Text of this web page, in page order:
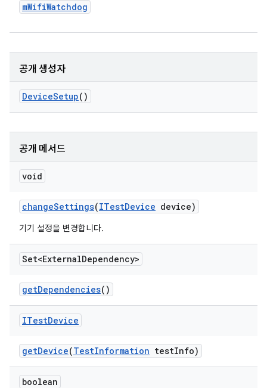
mWifiWatchdog
공개 생성자
DeviceSetup()
공개 메서드
void
changeSettings(ITestDevice device)
기기 설정을 변경합니다.
Set<ExternalDependency>
getDependencies()
ITestDevice
getDevice(TestInformation testInfo)
boolean